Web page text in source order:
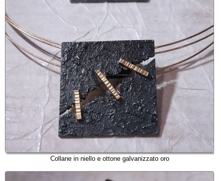
Collane in niello e ottone galvanizzato oro